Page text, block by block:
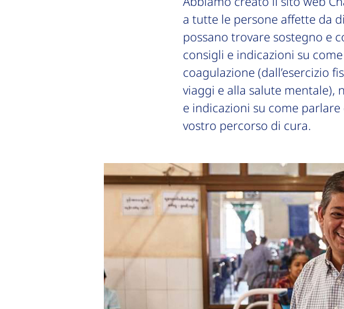
a tutte le persone affette da
possano trovare sostegno e
consigli e indicazioni su
coagulazione (dall’esercizio
viaggi e alla salute mentale),
e indicazioni su come
vostro percorso di cura.